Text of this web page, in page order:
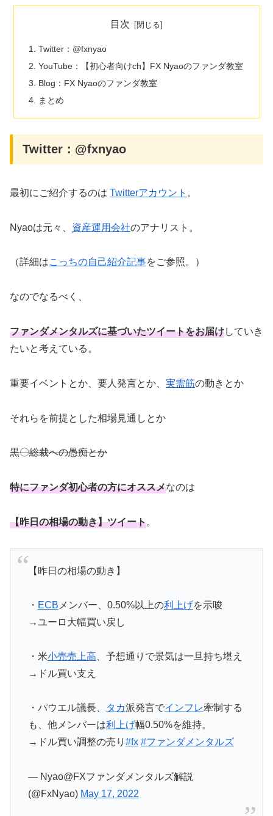
目次
Twitter：@fxnyao
YouTube：【初心者向けch】FX Nyaoのファンダ教室
Blog：FX Nyaoのファンダ教室
まとめ
Twitter：@fxnyao
最初にご紹介するのは Twitterアカウント 。
Nyaoは元々、 資産運用会社のアナリスト。
（詳細はこっちの自己紹介記事をご参照。）
なのでなるべく、
ファンダメンタルズに基づいたツイートをお届けしていき
たいと考えている。
重要イベントとか、要人発言とか、 実需筋の動きとか
それらを前提とした相場見通しとか
黒〇総裁への愚痴とか
特にファンダ初心者の方にオススメなのは
【昨日の相場の動き】ツイート。
【昨日の相場の動き】
・ ECB メンバー、0.50%以上の利上げを示唆
→ユーロ大幅買い戻し
・米小売売上高 、予想通りで景気は一旦持ち堪え
→ドル買い支え
・パウエル議長、 タカ派発言でインフレ牽制する
も、他メンバーは利上げ幅0.50%を維持。
→ドル買い調整の売り #fx #ファンダメンタルズ
— Nyao@FXファンダメンタルズ解説
(@FxNyao) May 17, 2022